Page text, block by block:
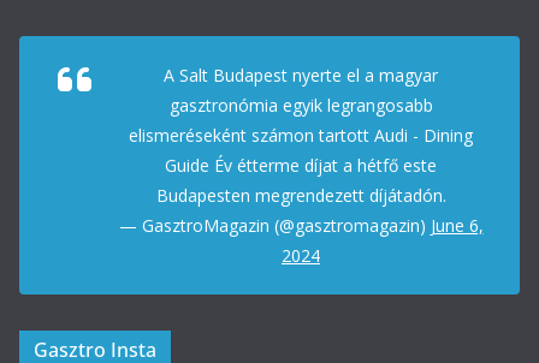
A Salt Budapest nyerte el a magyar
gasztronómia egyik legrangosabb
elismeréseként számon tartott Audi - Dining
Guide Év étterme díjat a hétfő este
Budapesten megrendezett díjátadón.
— GasztroMagazin (@gasztromagazin) June 6,
2024
Gasztro Insta